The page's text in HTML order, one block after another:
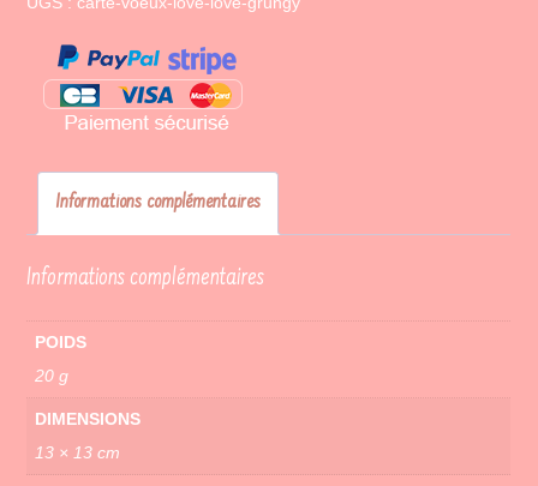
Informations complémentaires
Informations complémentaires
POIDS
20 g
DIMENSIONS
13 × 13 cm